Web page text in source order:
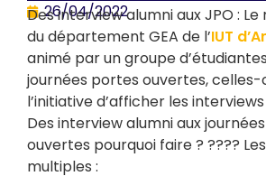
26/04/2022
Des interview alumni aux JPO :
du département GEA de l’IUT
animé par un groupe
journées portes ouvertes, celles-
l’initiative d’afficher les
Des interview alumni aux
ouvertes pourquoi faire ? ????
multiples :